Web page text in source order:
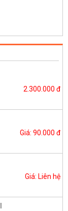
2.300.000 đ
Giá: 90.000 đ
Giá: Liên hệ